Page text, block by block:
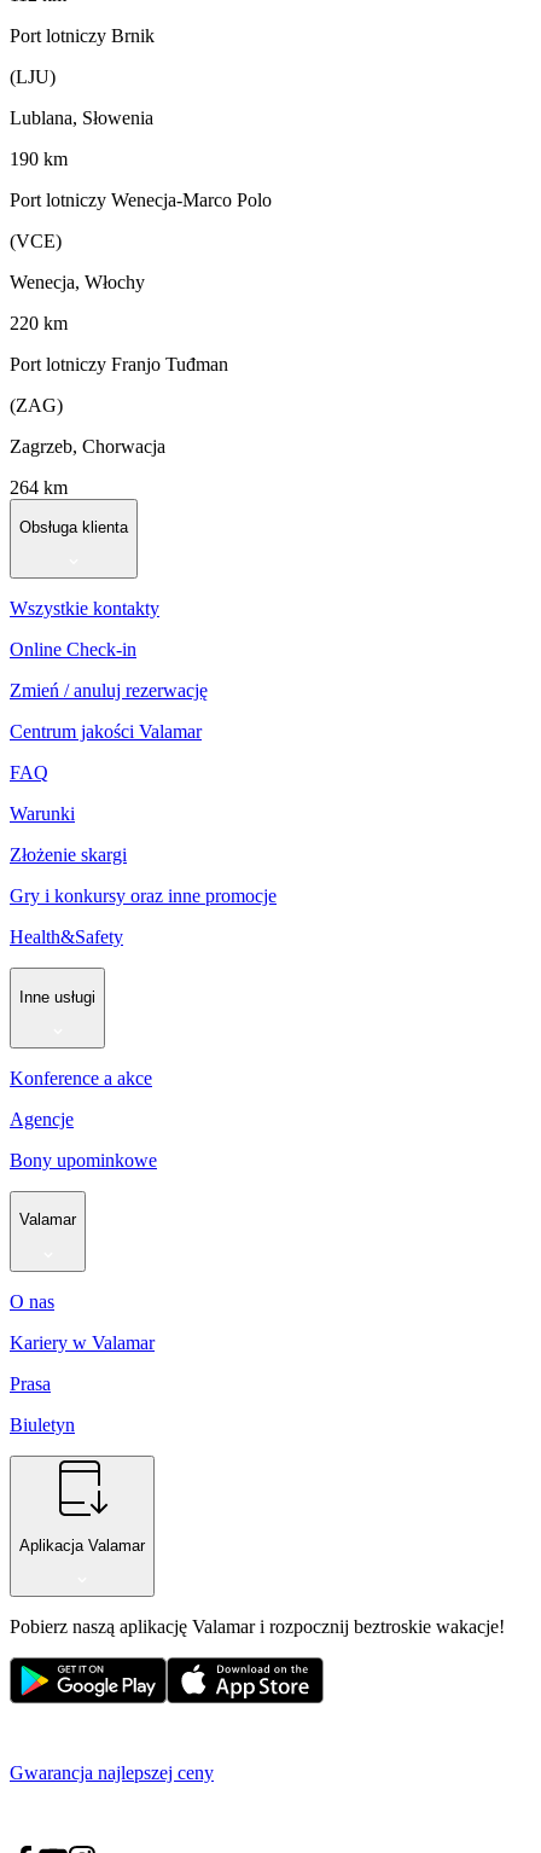
Port lotniczy Brnik
(LJU)
Lublana, Słowenia
190 km
Port lotniczy Wenecja-Marco Polo
(VCE)
Wenecja, Włochy
220 km
Port lotniczy Franjo Tuđman
(ZAG)
Zagrzeb, Chorwacja
264 km
Obsługa klienta
Wszystkie kontakty
Online Check-in
Zmień / anuluj rezerwację
Centrum jakości Valamar
FAQ
Warunki
Złożenie skargi
Gry i konkursy oraz inne promocje
Health&Safety
Inne usługi
Konference a akce
Agencje
Bony upominkowe
Valamar
O nas
Kariery w Valamar
Prasa
Biuletyn
Aplikacja Valamar
Pobierz naszą aplikację Valamar i rozpocznij beztroskie wakacje!
Gwarancja najlepszej ceny